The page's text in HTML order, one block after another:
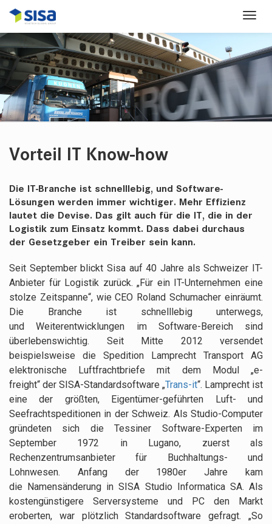
Vorteil IT Know-how
​Die IT-Branche ist schnelllebig, und Software-
Lösungen werden immer wichtiger. Mehr Effizienz
lautet die Devise. Das gilt auch für die IT, die in der
Logistik zum Einsatz kommt. Dass dabei durchaus
der Gesetzgeber ein Treiber sein kann.
Seit September blickt Sisa auf 40 Jahre als Schweizer IT-
Anbieter für Logistik zurück. „Für ein IT-Unternehmen eine
stolze Zeitspanne“, wie CEO Roland Schumacher einräumt.
Die Branche ist schnelllebig unterwegs,
und Weiterentwicklungen im Software-Bereich sind
überlebenswichtig. Seit Mitte 2012 versendet
beispielsweise die Spedition Lamprecht Transport AG
elektronische Luftfrachtbriefe mit dem Modul „e-
freight“ der SISA-Standardsoftware „Trans-it“. Lamprecht ist
eine der größten, Eigentümer-geführten Luft- und
Seefrachtspeditionen in der Schweiz. Als Studio-Computer
gründeten sich die Tessiner Software-Experten im
September 1972 in Lugano, zuerst als
Rechenzentrumsanbieter für Buchhaltungs- und
Lohnwesen. Anfang der 1980er Jahre kam
die Namensänderung in SISA Studio Informatica SA. Als
kostengünstigere Serversysteme und PC den Markt
eroberten, war plötzlich Standardsoftware gefragt. „So